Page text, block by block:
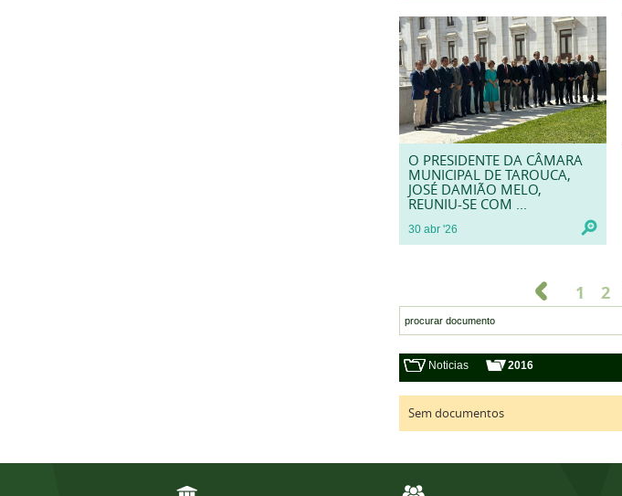
O PRESIDENTE DA CÂMARA
MUNICIPAL DE TAROUCA,
JOSÉ DAMIÃO MELO,
REUNIU-SE COM ...
30 abr '26
1 2
Noticias 2016
Sem documentos